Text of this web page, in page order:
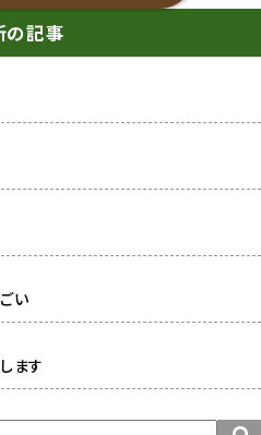
の記事
い
ます